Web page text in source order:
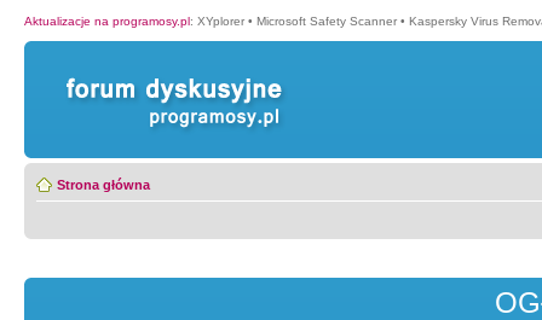
Aktualizacje na programosy.pl: XYplorer • Microsoft Safety Scanner • Kaspersky Virus
Strona główna